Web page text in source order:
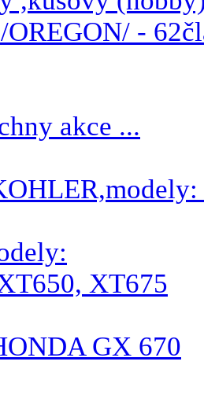
akce ...
GX 670